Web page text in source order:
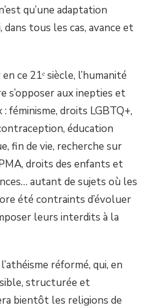
qu’une adaptation
dans tous les cas, avance et
ce 21ᵉ siècle, l’humanité
s’opposer aux inepties et
féminisme, droits LGBTQ+,
éducation
fin de vie, recherche sur
droits des enfants et
autant de sujets où les
été contraints d’évoluer
leurs interdits à la
réformé, qui, en
structurée et
bientôt les religions de